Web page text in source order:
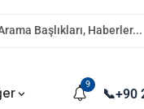
9
📞+90